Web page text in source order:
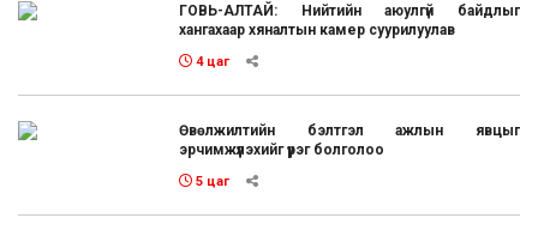
ГОВЬ-АЛТАЙ: Нийтийн аюулгүй байдлыг
хангахаар хяналтын камер суурилуулав
4 цаг
Өвөлжилтийн бэлтгэл ажлын явцыг
эрчимжүүлэхийг үүрэг болголоо
5 цаг